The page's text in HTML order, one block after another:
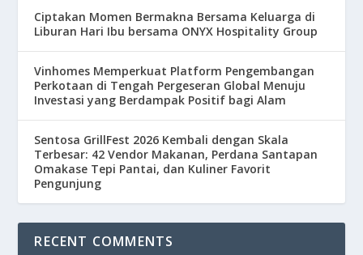
Ciptakan Momen Bermakna Bersama Keluarga di
Liburan Hari Ibu bersama ONYX Hospitality Group
Vinhomes Memperkuat Platform Pengembangan
Perkotaan di Tengah Pergeseran Global Menuju
Investasi yang Berdampak Positif bagi Alam
Sentosa GrillFest 2026 Kembali dengan Skala
Terbesar: 42 Vendor Makanan, Perdana Santapan
Omakase Tepi Pantai, dan Kuliner Favorit
Pengunjung
RECENT COMMENTS